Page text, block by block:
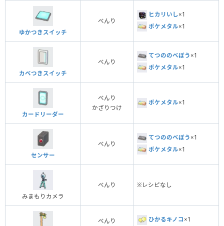
ゆかつきスイッチ
べんり
ヒカリいし×1
ポケメタル×1
カベつきスイッチ
べんり
てつののべぼう ×1
ポケメタル×1
カードリーダー
べんり
かざりつけ
ポケメタル×1
センサー
べんり
てつののべぼう ×1
ポケメタル×1
みまもりカメラ
べんり ※レシピなし
べんり
ひかるキノコ ×1